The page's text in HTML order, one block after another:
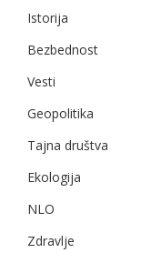
Istorija
Bezbednost
Vesti
Geopolitika
Tajna društva
Ekologija
NLO
Zdravlje